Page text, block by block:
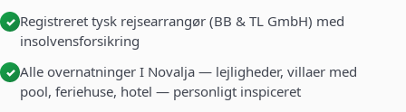
✓ Registreret tysk rejsearrangør (BB & TL GmbH) med
insolvensforsikring
✓ Alle overnatninger I Novalja — lejligheder, villaer med
pool, feriehuse, hotel — personligt inspiceret